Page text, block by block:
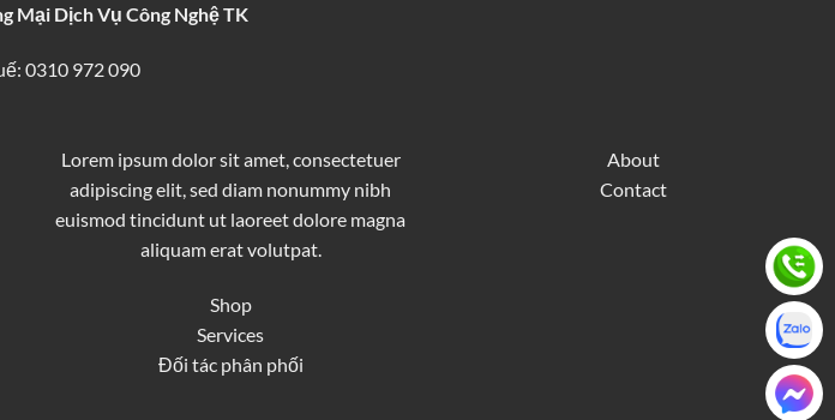
Mại Dịch Vụ Công Nghệ TK
0310 972 090
Lorem ipsum dolor sit amet, consectetuer
adipiscing elit, sed diam nonummy nibh
euismod tincidunt ut laoreet dolore magna
aliquam erat volutpat.
Shop
Services
Đối tác phân phối
About
Contact